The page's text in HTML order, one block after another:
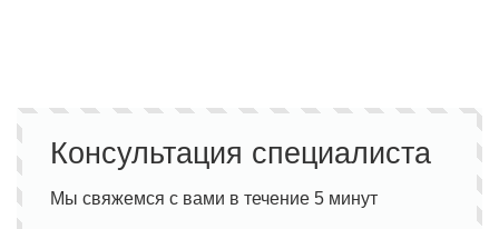
Консультация специалиста
Мы свяжемся с вами в течение 5 минут